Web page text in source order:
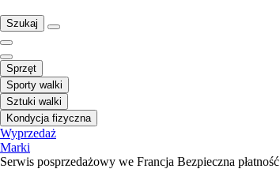
Szukaj
Sprzęt
Sporty walki
Sztuki walki
Kondycja fizyczna
Wyprzedaż
Marki
Serwis posprzedażowy we Francja Bezpieczna płatność